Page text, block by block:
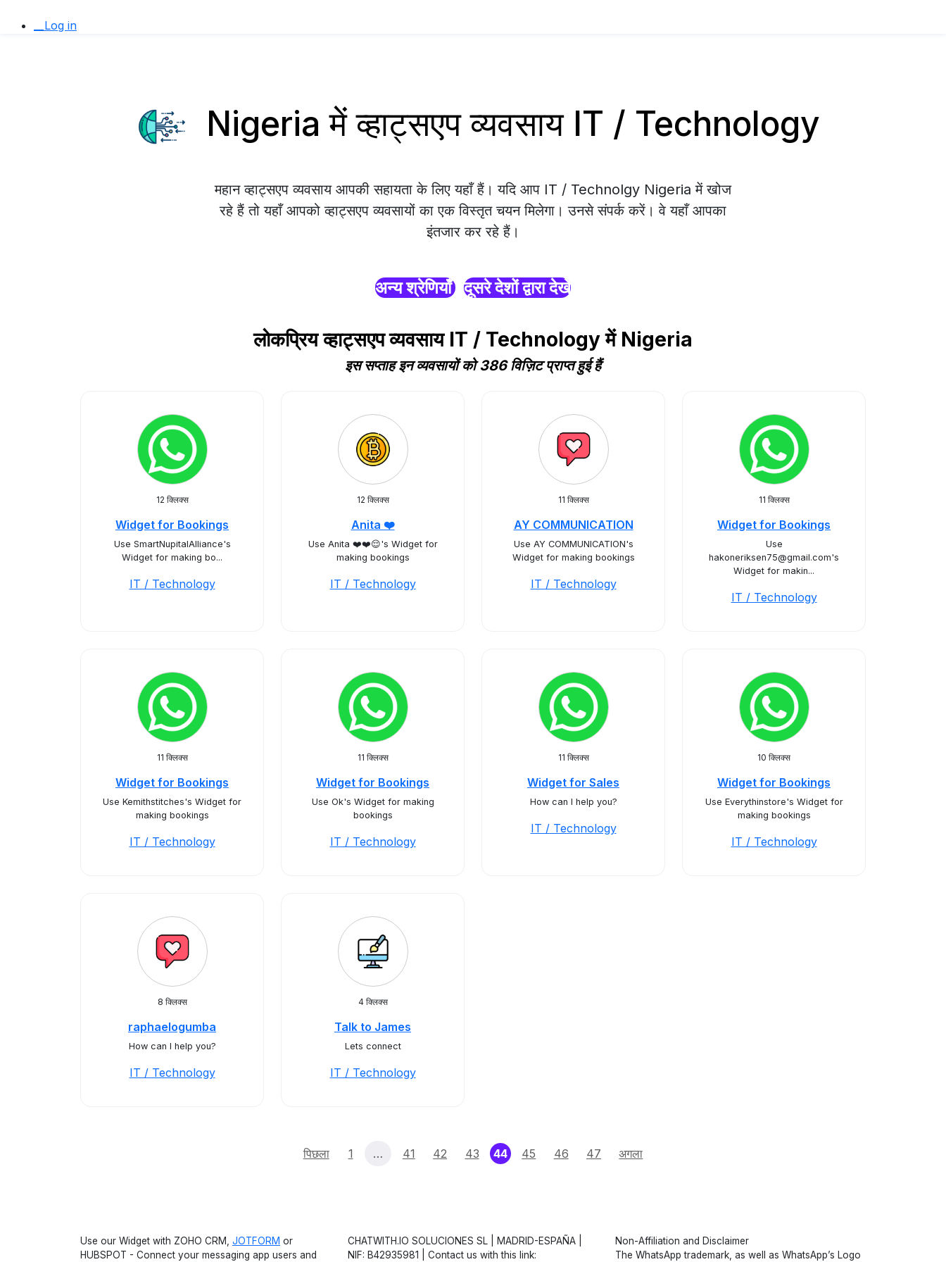
__Log in
Nigeria में व्हाट्सएप व्यवसाय IT / Technology
महान व्हाट्सएप व्यवसाय आपकी सहायता के लिए यहाँ हैं। यदि आप IT / Technolgy Nigeria में खोज
रहे हैं तो यहाँ आपको व्हाट्सएप व्यवसायों का एक विस्तृत चयन मिलेगा। उनसे संपर्क करें। वे यहाँ आपका
इंतजार कर रहे हैं।
अन्य श्रेणियाँ दूसरे देशों द्वारा देखें
लोकप्रिय व्हाट्सएप व्यवसाय IT / Technology में Nigeria
इस सप्ताह इन व्यवसायों को 386 विज़िट प्राप्त हुई हैं
12 क्लिक्स
Widget for Bookings
Use SmartNupitalAlliance's
Widget for making bo...
IT / Technology
12 क्लिक्स
Anita ❤️
Use Anita ❤️❤️😌's Widget for
making bookings
IT / Technology
11 क्लिक्स
AY COMMUNICATION
Use AY COMMUNICATION's
Widget for making bookings
IT / Technology
11 क्लिक्स
Widget for Bookings
Use
hakoneriksen75@gmail.com's
Widget for makin...
IT / Technology
11 क्लिक्स
Widget for Bookings
Use Kemithstitches's Widget for
making bookings
IT / Technology
11 क्लिक्स
Widget for Bookings
Use Ok's Widget for making
bookings
IT / Technology
11 क्लिक्स
Widget for Sales
How can I help you?
IT / Technology
10 क्लिक्स
Widget for Bookings
Use Everythinstore's Widget for
making bookings
IT / Technology
8 क्लिक्स
raphaelogumba
How can I help you?
IT / Technology
4 क्लिक्स
Talk to James
Lets connect
IT / Technology
पिछला 1 … 41 42 43 44(current)
45 46 47 अगला
Use our Widget with ZOHO CRM, JOTFORM or
HUBSPOT - Connect your messaging app users and
CHATWITH.IO SOLUCIONES SL | MADRID-ESPAÑA |
NIF: B42935981 | Contact us with this link:
Non-Affiliation and Disclaimer
The WhatsApp trademark, as well as WhatsApp’s Logo